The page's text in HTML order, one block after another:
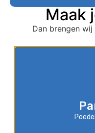
Overweeg
laten
Poederlakken is een
poederdeeltjes die
worden en zo naar
worden. Het
bijvoorbeeld een velg
velgen is een
Maak
Dan brengen